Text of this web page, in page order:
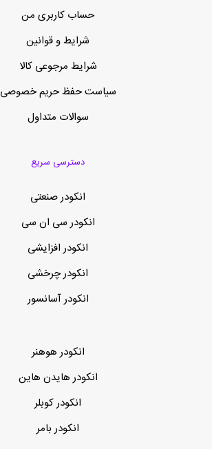
حساب کاربری من
شرایط و قوانین
شرایط مرجوعی کالا
سیاست حفظ حریم خصوصی
سوالات متداول
دسترسی سریع
انکودر صنعتی
انکودر سی ان سی
انکودر افزایشی
انکودر چرخشی
انکودر آسانسور
انکودر هوهنر
انکودر هایدن هاین
انکودر کوبلر
انکودر بامر